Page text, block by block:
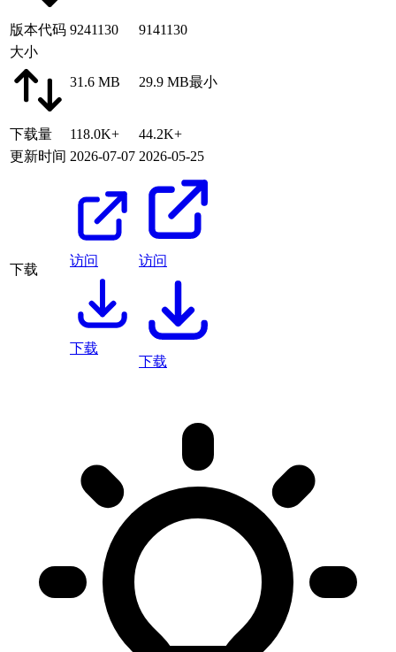
版本代码 9241130
9141130
大小
31.6 MB
29.9 MB最小
下载量 118.0K+
44.2K+
更新时间 2026-07-07 2026-05-25
下载
访问
下载
访问
下载